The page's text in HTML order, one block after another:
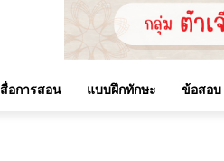
สื่อการสอน แบบฝึกทักษะ ข้อสอบ